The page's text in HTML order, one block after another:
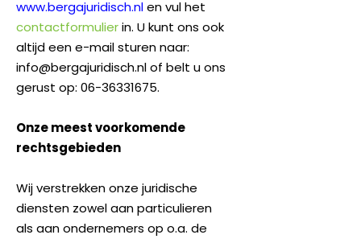
www.bergajuridisch.nlen vul het
contactformulierin. U kunt ons ook
altijd een e-mail sturen naar:
info@bergajuridisch.nl of belt u ons
gerust op: 06-36331675.
Onze meest voorkomende
rechtsgebieden
Wij verstrekken onze juridische
diensten zowel aan particulieren
als aan ondernemers op o.a. de